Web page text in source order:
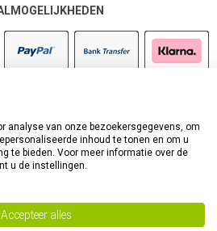
analyse van onze bezoekersgegevens, om
inhoud te tonen en om u
te bieden. Voor meer informatie over de
u de instellingen.
Accepteer alles